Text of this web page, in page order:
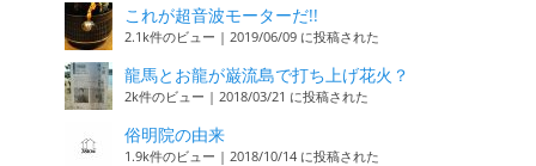
これが超音波モーターだ!!
2.1k件のビュー | 2019/06/09 に投稿された
龍馬とお龍が巌流島で打ち上げ花火？
2k件のビュー | 2018/03/21 に投稿された
俗明院の由来
1.9k件のビュー | 2018/10/14 に投稿された